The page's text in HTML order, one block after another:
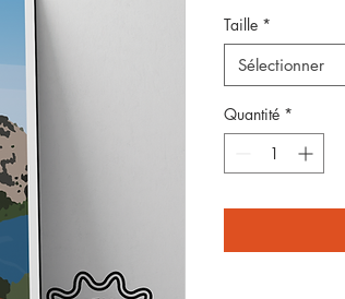
Taille *
Sélectionner
Quantité *